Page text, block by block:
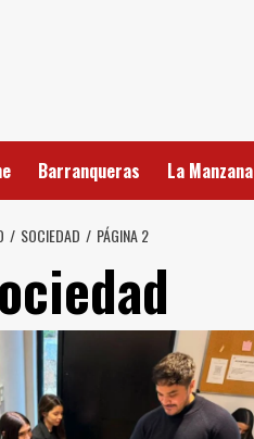
Barranqueras La Manzana
SOCIEDAD PÁGINA 2